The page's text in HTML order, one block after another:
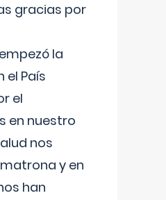
gracias por
la
el País
el
en nuestro
nos
y en
han